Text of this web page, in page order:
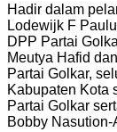
Hadir dalam
Lodewijk F
DPP Partai
Meutya Hafid
Partai Golkar,
Kabupaten Kota
Partai Golkar
Bobby